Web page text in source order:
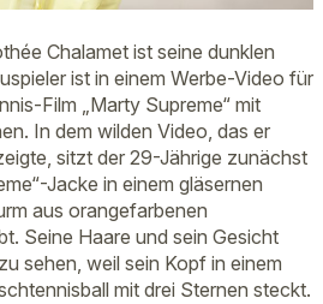
Chalamet ist seine dunklen
ist in einem Werbe-Video für
Film „Marty Supreme“ mit
In dem wilden Video, das er
sitzt der 29-Jährige zunächst
Jacke in einem gläsernen
aus orangefarbenen
Seine Haare und sein Gesicht
sehen, weil sein Kopf in einem
mit drei Sternen steckt.